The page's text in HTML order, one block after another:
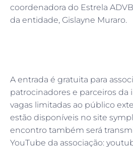
coordenadora do Estrela
da entidade, Gislayne Muraro.
A entrada é gratuita para
patrocinadores e parceiros da
vagas limitadas ao público
estão disponíveis no site
encontro também será
YouTube da associação: